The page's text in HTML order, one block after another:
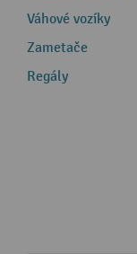
Váhové vozíky
Zametače
Regály